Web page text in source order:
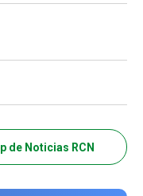
de Noticias RCN